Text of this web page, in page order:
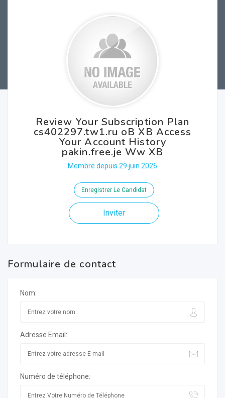
Review Your Subscription Plan
cs402297.tw1.ru oB XB Access
Your Account History
pakin.free.je Ww XB
Membre depuis 29 juin 2026
Enregistrer Le Candidat
Inviter
Formulaire de contact
Nom:
Adresse Email:
Numéro de téléphone: